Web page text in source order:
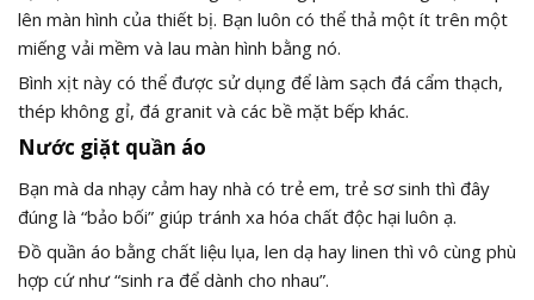
lên màn hình của thiết bị. Bạn luôn có thể thả một ít trên một
miếng vải mềm và lau màn hình bằng nó.
Bình xịt này có thể được sử dụng để làm sạch đá cẩm thạch,
thép không gỉ, đá granit và các bề mặt bếp khác.
Nước giặt quần áo
Bạn mà da nhạy cảm hay nhà có trẻ em, trẻ sơ sinh thì đây
đúng là “bảo bối” giúp tránh xa hóa chất độc hại luôn ạ.
Đồ quần áo bằng chất liệu lụa, len dạ hay linen thì vô cùng phù
hợp cứ như “sinh ra để dành cho nhau”.